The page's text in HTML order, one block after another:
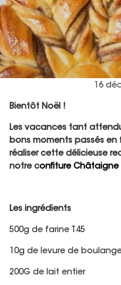
16
Bientôt Noël !
Les vacances tant
bons moments passés
réaliser cette délicieuse
notre confitureChâtaigne
Les ingrédients
500g de farine T45
10g de levure de
200G de lait entier